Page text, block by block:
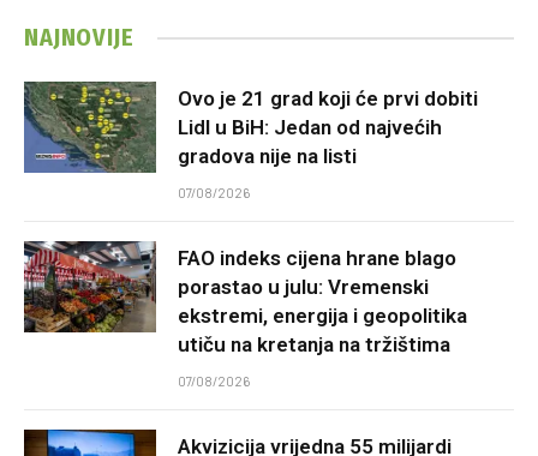
NAJNOVIJE
Ovo je 21 grad koji će prvi dobiti
Lidl u BiH: Jedan od najvećih
gradova nije na listi
07/08/2026
FAO indeks cijena hrane blago
porastao u julu: Vremenski
ekstremi, energija i geopolitika
utiču na kretanja na tržištima
07/08/2026
Akvizicija vrijedna 55 milijardi